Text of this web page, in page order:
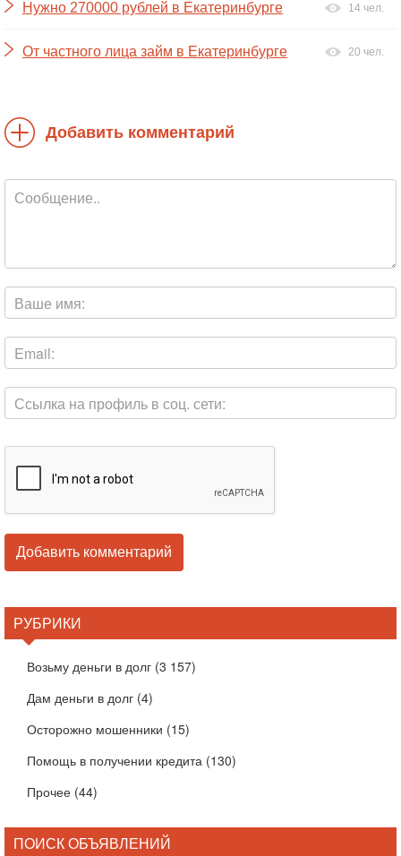
Нужно 270000 рублей в Екатеринбурге 14 чел.
От частного лица займ в Екатеринбурге 20 чел.
Добавить комментарий
РУБРИКИ
Возьму деньги в долг (3 157)
Дам деньги в долг (4)
Осторожно мошенники (15)
Помощь в получении кредита (130)
Прочее (44)
ПОИСК ОБЪЯВЛЕНИЙ